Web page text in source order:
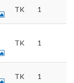
TK 1
TK 1
TK 1